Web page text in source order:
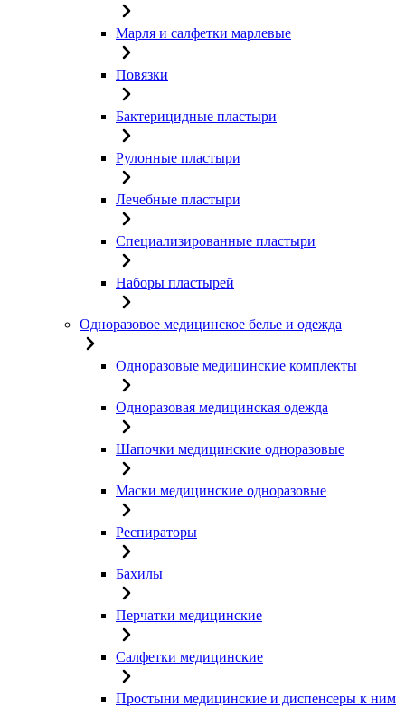
Марля и салфетки марлевые
Повязки
Бактерицидные пластыри
Рулонные пластыри
Лечебные пластыри
Специализированные пластыри
Наборы пластырей
Одноразовое медицинское белье и одежда
Одноразовые медицинские комплекты
Одноразовая медицинская одежда
Шапочки медицинские одноразовые
Маски медицинские одноразовые
Респираторы
Бахилы
Перчатки медицинские
Салфетки медицинские
Простыни медицинские и диспенсеры к ним